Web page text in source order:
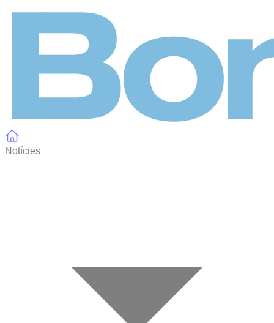
Notícies